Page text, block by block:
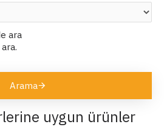
ara
Arama
uygun ürünler